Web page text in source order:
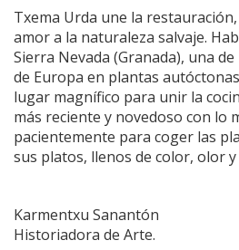
Txema Urda une la
amor a la naturaleza salvaje.
Sierra Nevada (Granada), una
de Europa en plantas
lugar magnífico para unir la
más reciente y novedoso con lo
pacientemente para coger las
sus platos, llenos de color, olor
Karmentxu Sanantón
Historiadora de Arte.